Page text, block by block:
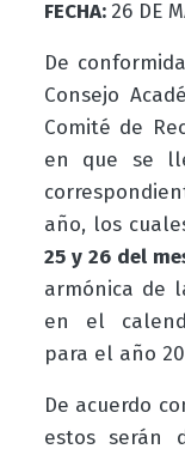
FECHA: 26 DE
De
Consejo
Comité de
en que se
año, los
25 y 26 del
armónica de
en el
para el año
De acuerdo
estos serán